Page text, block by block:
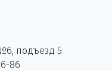
подъезд 5
86